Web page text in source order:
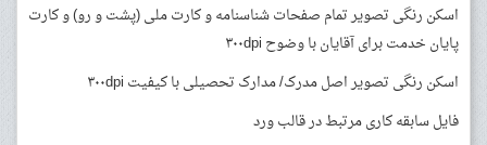
اسکن رنگی تصویر تمام صفحات شناسنامه و کارت ملی (پشت و رو) و کارت
پایان خدمت برای آقایان با وضوح ۳۰۰dpi
اسکن رنگی تصویر اصل مدرک/ مدارک تحصیلی با کیفیت ۳۰۰dpi
فایل سابقه کاری مرتبط در قالب ورد